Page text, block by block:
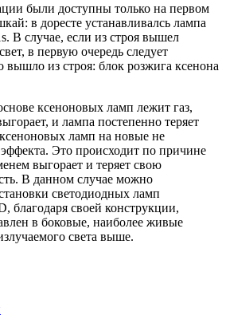
были доступны только на первом
в доресте устанавливалсь лампа
В случае, если из строя вышел
в первую очередь следует
вышло из строя: блок розжига ксенона
ксеноновых ламп лежит газ,
и лампа постепенно теряет
ламп на новые не
Это происходит по причине
выгорает и теряет свою
В данном случае можно
светодиодных ламп
благодаря своей конструкции,
в боковые, наиболее живые
света выше.